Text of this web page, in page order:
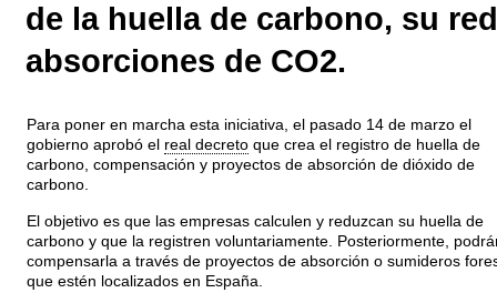
de la huella de carbono, su
absorciones de CO2.
Para poner en marcha esta iniciativa, el pasado 14 de marzo el
gobierno aprobó el real decretoque crea el registro de huella de
carbono, compensación y proyectos de absorción de dióxido de
carbono.
El objetivo es que las empresas calculen y reduzcan su huella de
carbono y que la registren voluntariamente. Posteriormente,
compensarla a través de proyectos de absorción o sumideros
que estén localizados en España.